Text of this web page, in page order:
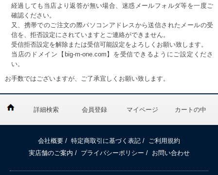
経過しても当店より返答が無い場合、迷惑メールフォルダ等を一度ご
確認ください。
又、携帯でのご注文の際パソコンアドレスから送信されたメールの受
信を、拒否設定にされていますとご連絡ができません。
受信拒否設定を解除または受信可能設定をよろしくお願い致します。
当店のドメイン【big-m-one.com】を受信できるようにご設定くださ
い。
お手数ではございますが、ご了承宜しくお願い致します。
詳細検索 会員登録 マイページ カートの中
会社概要 / 特定商取引に基づく表記 /
ご利用規約
実店舗のご案内 / プライバシーポリシー / お問い合わせ